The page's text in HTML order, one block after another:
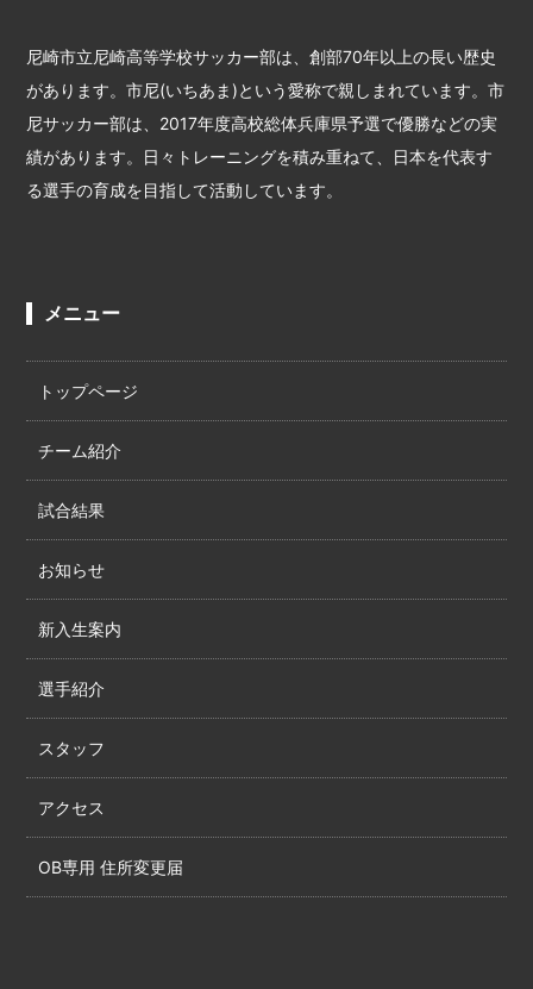
尼崎市立尼崎高等学校サッカー部は、創部70年以上の長い歴史
があります。市尼(いちあま)という愛称で親しまれています。市
尼サッカー部は、2017年度高校総体兵庫県予選で優勝などの実
績があります。日々トレーニングを積み重ねて、日本を代表す
る選手の育成を目指して活動しています。
メニュー
トップページ
チーム紹介
試合結果
お知らせ
新入生案内
選手紹介
スタッフ
アクセス
OB専用 住所変更届